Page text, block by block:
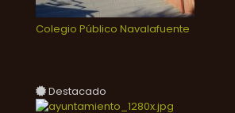
Colegio Público Navalafuente
Destacado